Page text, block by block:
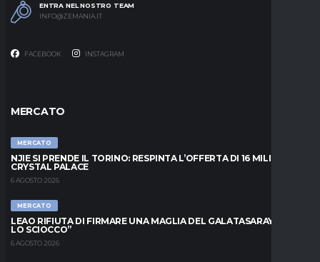
ENTRA NEL NOSTRO TEAM
INFO@ZEMANIA.IT
FACEBOOK INSTAGRAM
MERCATO
MERCATO
NJIE SI PRENDE IL TORINO: RESPINTA L’OFFERTA DI 16 MILIONI DAL
CRYSTAL PALACE
6 AGOSTO 2026
MERCATO
LEAO RIFIUTA DI FIRMARE UNA MAGLIA DEL GALATASARAY: “FAI
LO SCIOCCO”
6 AGOSTO 2026